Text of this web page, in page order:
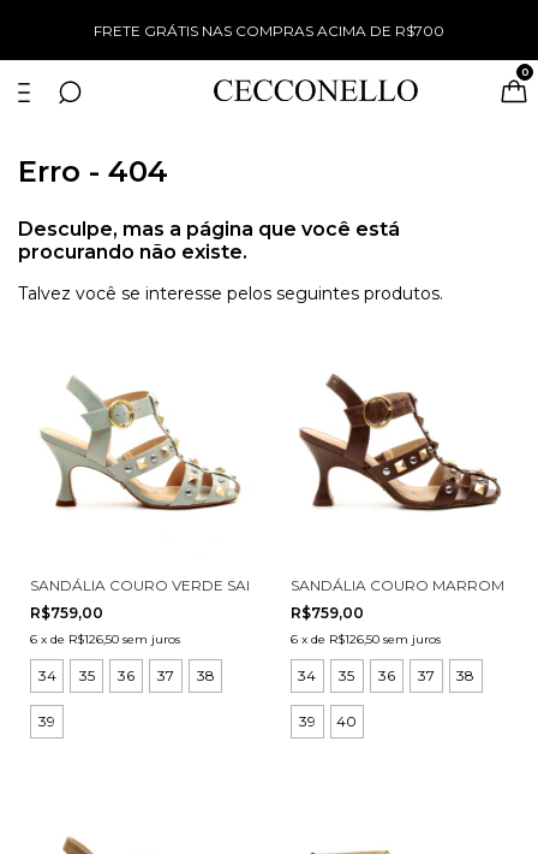
FRETE GRÁTIS NAS COMPRAS ACIMA DE R$700
0
Erro - 404
Desculpe, mas a página que você está
procurando não existe.
Talvez você se interesse pelos seguintes produtos.
SANDÁLIA COURO VERDE SALTO MÉDIO CECCONELLO 3031001-2
R$759,00
6 x de R$126,50 sem juros
34 35 36 37 38
39
SANDÁLIA COURO MARROM
R$759,00
6 x de R$126,50 sem juros
34 35 36 37 38
39 40